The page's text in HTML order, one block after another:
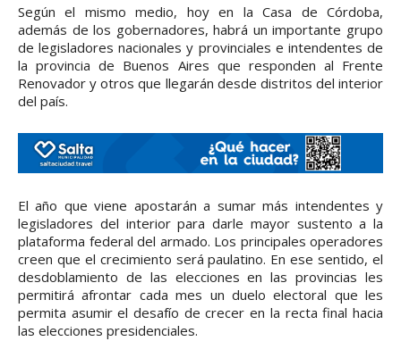
Según el mismo medio, hoy en la Casa de Córdoba,
además de los gobernadores, habrá un importante grupo
de legisladores nacionales y provinciales e intendentes de
la provincia de Buenos Aires que responden al Frente
Renovador y otros que llegarán desde distritos del interior
del país.
El año que viene apostarán a sumar más intendentes y
legisladores del interior para darle mayor sustento a la
plataforma federal del armado. Los principales operadores
creen que el crecimiento será paulatino. En ese sentido, el
desdoblamiento de las elecciones en las provincias les
permitirá afrontar cada mes un duelo electoral que les
permita asumir el desafío de crecer en la recta final hacia
las elecciones presidenciales.